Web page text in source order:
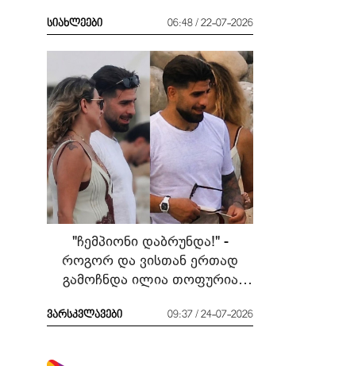
სიახლეები 06:48 / 22-07-2026
"ჩემპიონი დაბრუნდა!" -
როგორ და ვისთან ერთად
გამოჩნდა ილია თოფურია
ვარსკვლავები 09:37 / 24-07-2026